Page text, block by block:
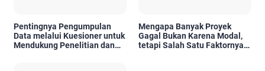
Pentingnya Pengumpulan
Data melalui Kuesioner untuk
Mendukung Penelitian dan
Mengapa Banyak Proyek
Gagal Bukan Karena Modal,
tetapi Salah Satu Faktornya